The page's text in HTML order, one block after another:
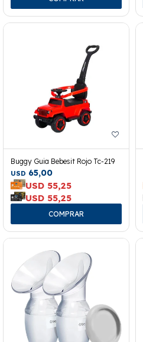
Buggy Guia Bebesit Rojo Tc-219
USD 65,00
USD 55,25
USD 55,25